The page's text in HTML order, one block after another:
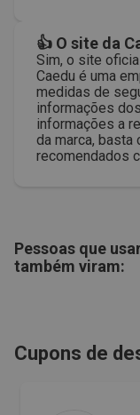
👍 O site da
Sim, o site
Caedu é uma
medidas de
informações
informações a
da marca,
recomendados
Pessoas que
também viram:
Cupons de